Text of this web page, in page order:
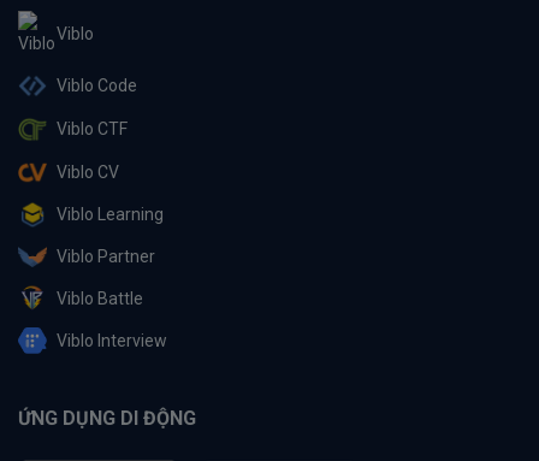
Viblo
Viblo Code
Viblo CTF
Viblo CV
Viblo Learning
Viblo Partner
Viblo Battle
Viblo Interview
ỨNG DỤNG DI ĐỘNG